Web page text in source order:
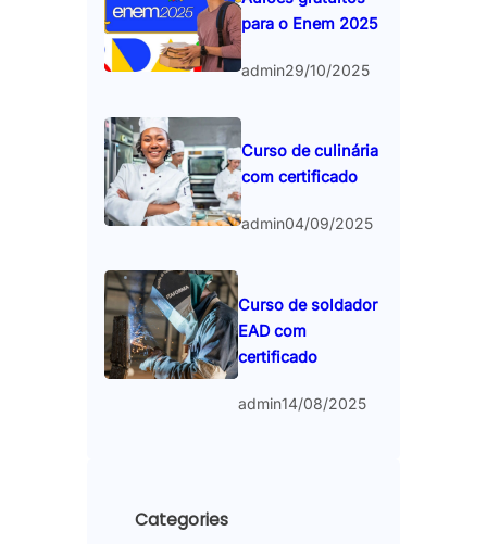
para o Enem 2025
admin29/10/2025
Curso de culinária
com certificado
admin04/09/2025
Curso de soldador
EAD com
certificado
admin14/08/2025
Categories